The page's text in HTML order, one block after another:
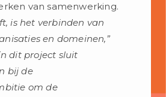
van samenwerking.
is het verbinden van
en domeinen,”
dit project sluit
bij de
om de